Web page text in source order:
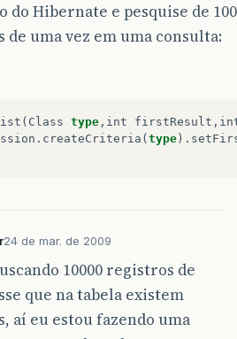
do Hibernate e pesquise de
de uma vez em uma consulta:
( Class type , int firstResult ,
. createCriteria ( type ).
24 de mar. de 2009
10000 registros de
que na tabela existem
aí eu estou fazendo uma